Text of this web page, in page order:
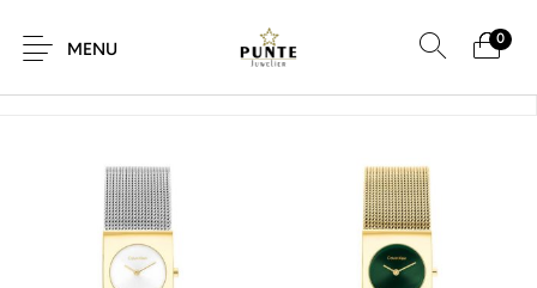
MENU
0
Horloges Brillen
Home / Product Diameter horlogekast /